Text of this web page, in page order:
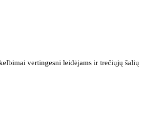
vertingesni leidėjams ir trečiųjų šalių